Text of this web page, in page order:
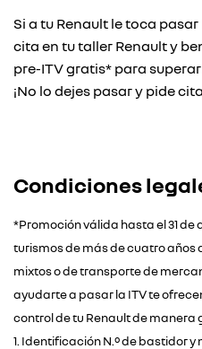
Si a tu Renault le toca
cita en tu taller Renault y
pre-ITV gratis* para
¡No lo dejes pasar y pide
Condiciones
*Promoción válida hasta el 31
turismos de más de cuatro
mixtos o de transporte de
ayudarte a pasar la ITV te
control de tu Renault de manera
1. Identificación N.º de bastidor